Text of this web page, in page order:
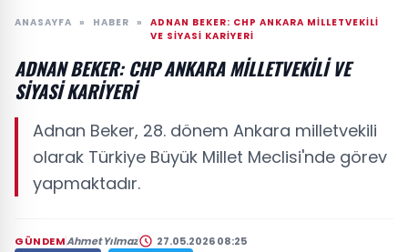
ANASAYFA » HABER »
ADNAN BEKER: CHP ANKARA MILLETVEKILI
VE SIYASI KARIYERI
ADNAN BEKER: CHP ANKARA MILLETVEKILI VE
SIYASI KARIYERI
Adnan Beker, 28. dönem Ankara milletvekili
olarak Türkiye Büyük Millet Meclisi'nde görev
yapmaktadır.
GÜNDEMAhmet Yılmaz 27.05.2026 08:25